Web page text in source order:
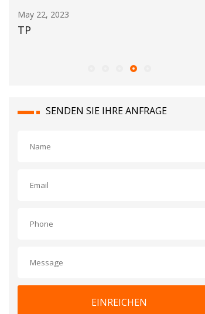
May 24, 2023
Al und Amelia: ein Fischer, ein Tag und
SENDEN SIE IHRE ANFRAGE
EINREICHEN